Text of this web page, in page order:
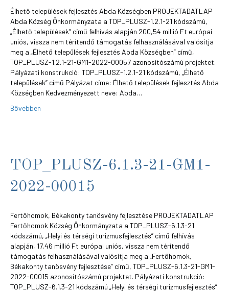
Élhető települések fejlesztés Abda Községben PROJEKTADATLAP
Abda Község Önkormányzata a TOP_PLUSZ-1.2.1-21 kódszámú,
„Élhető települések” című felhívás alapján 200,54 millió Ft európai
uniós, vissza nem térítendő támogatás felhasználásával valósítja
meg a „Élhető települések fejlesztés Abda Községben” című,
TOP_PLUSZ-1.2.1-21-GM1-2022-00057 azonosítószámú projektet.
Pályázati konstrukció: TOP_PLUSZ-1.2.1-21 kódszámú, „Élhető
települések” című Pályázat címe: Élhető települések fejlesztés Abda
Községben Kedvezményezett neve: Abda…
Bővebben
TOP_PLUSZ-6.1.3-21-GM1-
2022-00015
Fertőhomok, Békakonty tanösvény fejlesztése PROJEKTADATLAP
Fertőhomok Község Önkormányzata a TOP_PLUSZ-6.1.3-21
kódszámú, „Helyi és térségi turizmusfejlesztés” című felhívás
alapján, 17,46 millió Ft európai uniós, vissza nem térítendő
támogatás felhasználásával valósítja meg a „Fertőhomok,
Békakonty tanösvény fejlesztése” című, TOP_PLUSZ-6.1.3-21-GM1-
2022-00015 azonosítószámú projektet. Pályázati konstrukció:
TOP_PLUSZ-6.1.3-21 kódszámú „Helyi és térségi turizmusfejlesztés”